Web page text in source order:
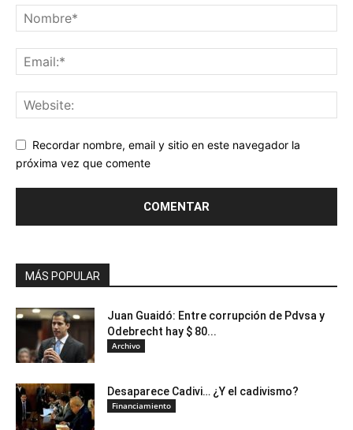
Recordar nombre, email y sitio en este navegador la
próxima vez que comente
MÁS POPULAR
Juan Guaidó: Entre corrupción de Pdvsa y
Odebrecht hay $ 80...
Archivo
Desaparece Cadivi… ¿Y el cadivismo?
Financiamiento